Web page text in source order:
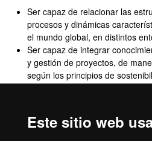
Este sitio web
Ser capaz de relacionar las
procesos y dinámicas
el mundo global, en distintos
Ser capaz de integrar
y gestión de proyectos, de
según los principios de
adquiridos sobre la importancia